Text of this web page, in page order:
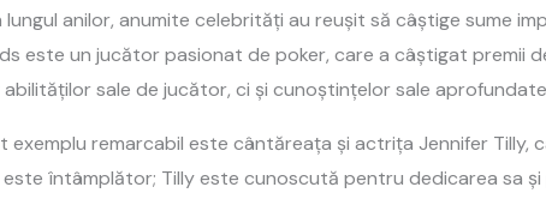
lungul anilor, anumite celebrități au reușit să câștige sume
este un jucător pasionat de poker, care a câștigat premii
sale de jucător, ci și cunoștințelor sale
exemplu remarcabil este cântăreața și actrița Jennifer Tilly,
este întâmplător; Tilly este cunoscută pentru dedicarea sa